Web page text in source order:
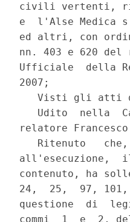
civili vertenti,
e  l'Alse Medica
ed altri, con
nn. 403 e 620 del
Ufficiale  della
2007;
Visti gli atti
Udito  nella
relatore
Ritenuto
all'esecuzione,  il
contenuto, ha
24,  25,  97, 101,
questione  di
commi  1  e  2,